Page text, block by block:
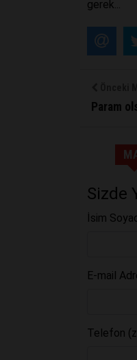
gerek...
Param
Sizde
İsim
E-mail
Telefon